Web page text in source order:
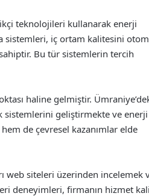
teknolojileri kullanarak enerji
sistemleri, iç ortam kalitesini
Bu tür sistemlerin tercih
haline gelmiştir.
sistemlerini geliştirmekte ve enerji
de çevresel kazanımlar elde
web siteleri üzerinden incelemek
deneyimleri, firmanın hizmet